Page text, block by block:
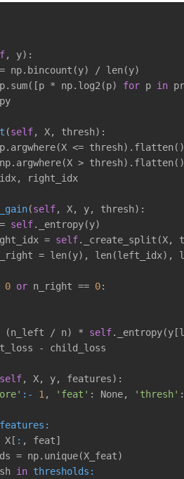
, y) :
np.bincount(y) / len(y)
* np.log2(p)
for p in
(self, X, thresh) :
<= thresh).flatten()
> thresh).flatten()
right_idx
(self, X, y, thresh) :
self._entropy(y)
=
self._create_split(X,
= len(y), len(left_idx),
0 or n_right == 0:
(n_left / n) *
self
- child_loss
self, X, y, features) :
:- 1 , 'feat' : None, 'thresh'
features:
X[
: , feat]
= np.unique(X_feat)
in thresholds: